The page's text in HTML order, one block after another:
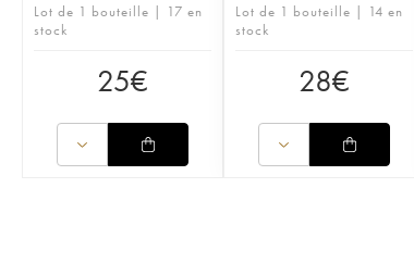
Lot de 1 bouteille | 17 en
stock
25€
Lot de 1 bouteille | 14 en
stock
28€